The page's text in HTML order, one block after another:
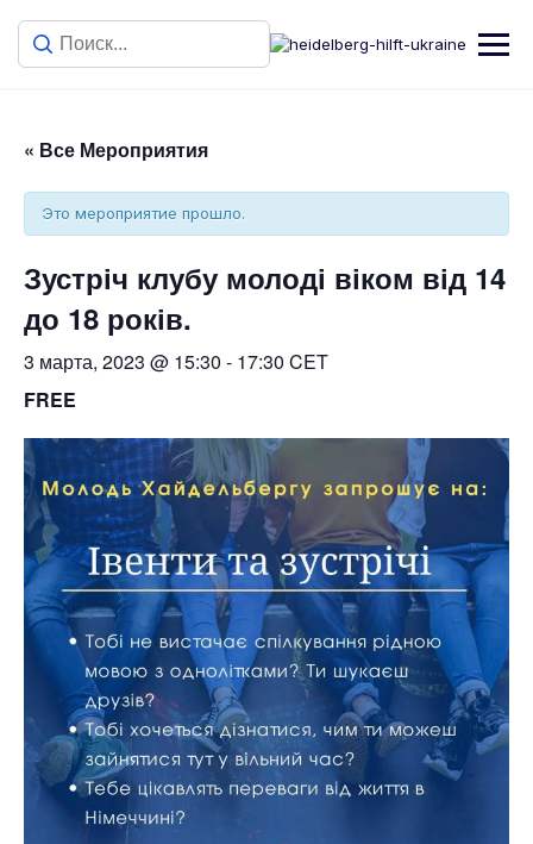
« Все Мероприятия
Это мероприятие прошло.
Зустріч клубу молоді віком від 14
до 18 років.
3 марта, 2023 @ 15:30 - 17:30 CET
FREE